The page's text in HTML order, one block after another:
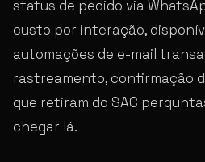
status de pedido via
custo por interação,
automações de e-mail
rastreamento, confirmação
que retiram do SAC
chegar lá.